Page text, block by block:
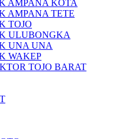
AMPANA KOTA
AMPANA TETE
TOJO
ULUBONGKA
UNA UNA
WAKEP
TOJO BARAT